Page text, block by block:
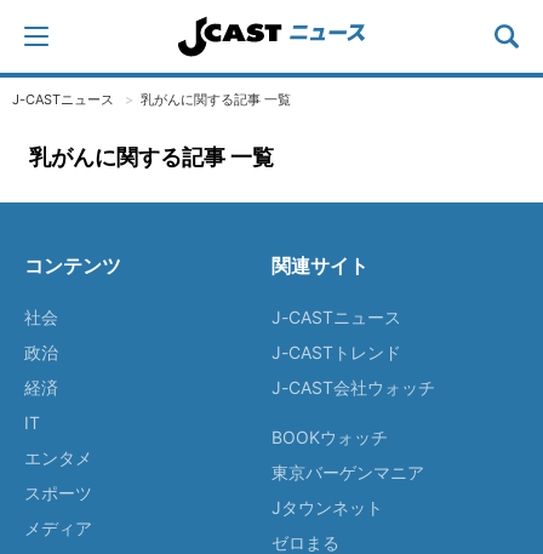
J-CASTニュース 乳がんに関する記事 一覧
乳がんに関する記事 一覧
コンテンツ
社会
政治
経済
IT
エンタメ
スポーツ
メディア
関連サイト
J-CASTニュース
J-CASTトレンド
J-CAST会社ウォッチ
BOOKウォッチ
東京バーゲンマニア
Jタウンネット
ゼロまる